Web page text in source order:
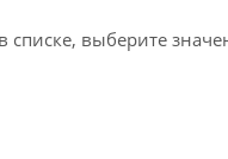
выберите